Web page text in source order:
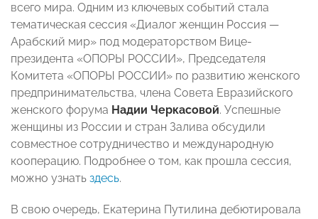
всего мира. Одним из ключевых событий стала
тематическая сессия «Диалог женщин Россия —
Арабский мир» под модераторством Вице-
президента «ОПОРЫ РОССИИ», Председателя
Комитета «ОПОРЫ РОССИИ» по развитию женского
предпринимательства, члена Совета Евразийского
женского форума Надии Черкасовой. Успешные
женщины из России и стран Залива обсудили
совместное сотрудничество и международную
кооперацию. Подробнее о том, как прошла сессия,
можно узнать здесь.
В свою очередь, Екатерина Путилина дебютировала